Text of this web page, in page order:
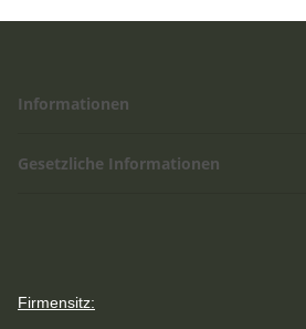
Informationen
Gesetzliche Informationen
Firmensitz: